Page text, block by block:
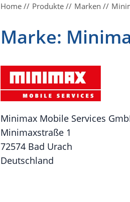
Home Produkte Marken
Marke:
Minimax Mobile Services
Minimaxstraße 1
72574 Bad Urach
Deutschland